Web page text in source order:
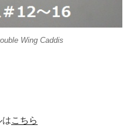
Wing Caddis
はこちら